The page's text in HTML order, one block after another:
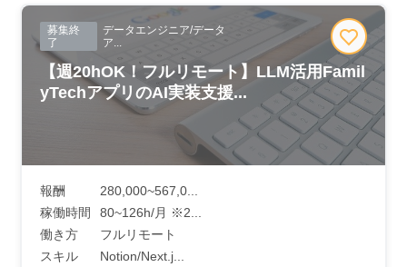
募集終
了
データエンジニア/データ
ア...
【週20hOK！フルリモート】LLM活用Famil
yTechアプリのAI実装支援...
報酬
280,000~567,0...
稼働時間
80~126h/月 ※2...
働き方
フルリモート
スキル
Notion/Next.j...